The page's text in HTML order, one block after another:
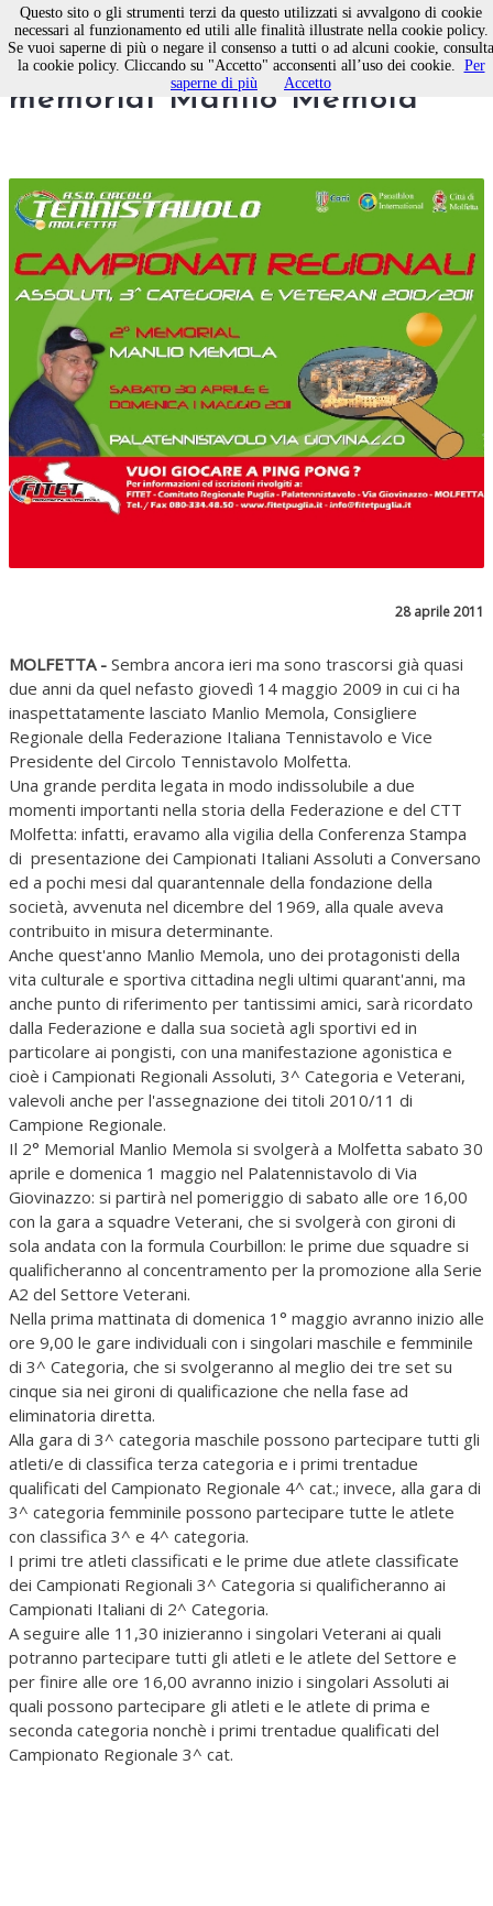
Tennistavolo, a Molfetta il 2°
memorial Manlio Memola
28 aprile 2011
MOLFETTA - Sembra ancora ieri ma sono trascorsi già quasi
due anni da quel nefasto giovedì 14 maggio 2009 in cui ci ha
inaspettatamente lasciato Manlio Memola, Consigliere
Regionale della Federazione Italiana Tennistavolo e Vice
Presidente del Circolo Tennistavolo Molfetta.
Una grande perdita legata in modo indissolubile a due
momenti importanti nella storia della Federazione e del CTT
Molfetta: infatti, eravamo alla vigilia della Conferenza Stampa
di presentazione dei Campionati Italiani Assoluti a Conversano
ed a pochi mesi dal quarantennale della fondazione della
società, avvenuta nel dicembre del 1969, alla quale aveva
contribuito in misura determinante.
Anche quest'anno Manlio Memola, uno dei protagonisti della
vita culturale e sportiva cittadina negli ultimi quarant'anni, ma
anche punto di riferimento per tantissimi amici, sarà ricordato
dalla Federazione e dalla sua società agli sportivi ed in
particolare ai pongisti, con una manifestazione agonistica e
cioè i Campionati Regionali Assoluti, 3^ Categoria e Veterani,
valevoli anche per l'assegnazione dei titoli 2010/11 di
Campione Regionale.
Il 2° Memorial Manlio Memola si svolgerà a Molfetta sabato 30
aprile e domenica 1 maggio nel Palatennistavolo di Via
Giovinazzo: si partirà nel pomeriggio di sabato alle ore 16,00
con la gara a squadre Veterani, che si svolgerà con gironi di
sola andata con la formula Courbillon: le prime due squadre si
qualificheranno al concentramento per la promozione alla Serie
A2 del Settore Veterani.
Nella prima mattinata di domenica 1° maggio avranno inizio alle
ore 9,00 le gare individuali con i singolari maschile e femminile
di 3^ Categoria, che si svolgeranno al meglio dei tre set su
cinque sia nei gironi di qualificazione che nella fase ad
eliminatoria diretta.
Alla gara di 3^ categoria maschile possono partecipare tutti gli
atleti/e di classifica terza categoria e i primi trentadue
qualificati del Campionato Regionale 4^ cat.; invece, alla gara di
3^ categoria femminile possono partecipare tutte le atlete
con classifica 3^ e 4^ categoria.
I primi tre atleti classificati e le prime due atlete classificate
dei Campionati Regionali 3^ Categoria si qualificheranno ai
Campionati Italiani di 2^ Categoria.
A seguire alle 11,30 inizieranno i singolari Veterani ai quali
potranno partecipare tutti gli atleti e le atlete del Settore e
per finire alle ore 16,00 avranno inizio i singolari Assoluti ai
quali possono partecipare gli atleti e le atlete di prima e
seconda categoria nonchè i primi trentadue qualificati del
Campionato Regionale 3^ cat.
Questo sito o gli strumenti terzi da questo utilizzati si avvalgono di cookie
necessari al funzionamento ed utili alle finalità illustrate nella cookie policy.
Se vuoi saperne di più o negare il consenso a tutti o ad alcuni cookie, consulta
la cookie policy. Cliccando su "Accetto" acconsenti all’uso dei cookie. Per
saperne di più
Accetto